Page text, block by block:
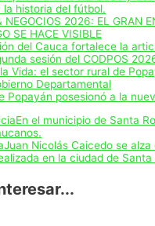
la historia del fútbol.
NEGOCIOS 2026: EL GRAN
SE HACE VISIBLE
del Cauca fortalece la
sesión del CODPOS
Vida: el sector rural de
Departamental
Popayán posesionó a la
En el municipio de Santa
Juan Nicolás Caicedo se
en la ciudad de Santa